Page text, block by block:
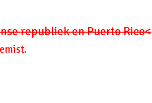
republiek en Puerto Rico<